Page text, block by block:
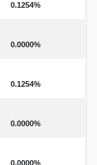
0.1254%
0.0000%
0.1254%
0.0000%
0.0000%